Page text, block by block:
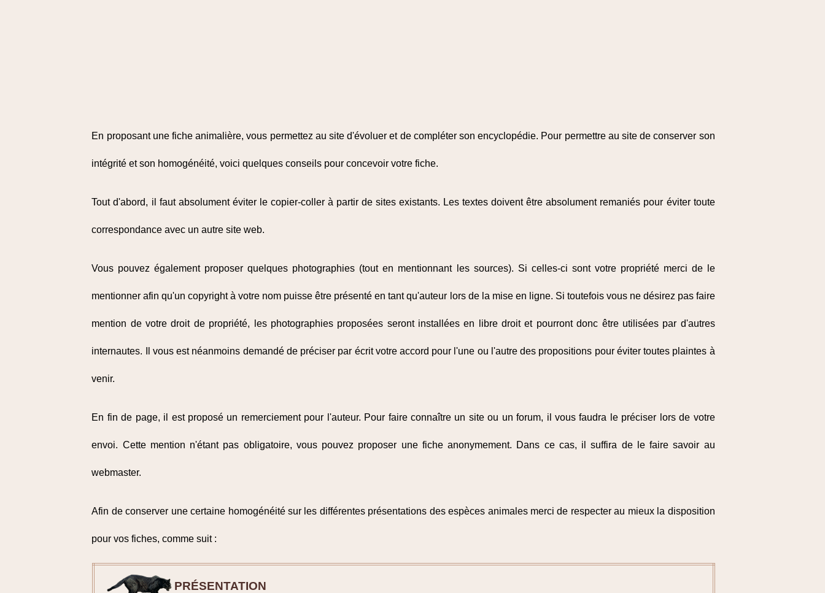
En proposant une fiche animalière, vous permettez au site d'évoluer et de compléter son encyclopédie. Pour permettre au site de conserver son
intégrité et son homogénéité, voici quelques conseils pour concevoir votre fiche.
Tout d'abord, il faut absolument éviter le copier-coller à partir de sites existants. Les textes doivent être absolument remaniés pour éviter toute
correspondance avec un autre site web.
Vous pouvez également proposer quelques photographies (tout en mentionnant les sources). Si celles-ci sont votre propriété merci de le
mentionner afin qu'un copyright à votre nom puisse être présenté en tant qu'auteur lors de la mise en ligne. Si toutefois vous ne désirez pas faire
mention de votre droit de propriété, les photographies proposées seront installées en libre droit et pourront donc être utilisées par d'autres
internautes. Il vous est néanmoins demandé de préciser par écrit votre accord pour l'une ou l'autre des propositions pour éviter toutes plaintes à
venir.
En fin de page, il est proposé un remerciement pour l'auteur. Pour faire connaître un site ou un forum, il vous faudra le préciser lors de votre
envoi. Cette mention n'étant pas obligatoire, vous pouvez proposer une fiche anonymement. Dans ce cas, il suffira de le faire savoir au
webmaster.
Afin de conserver une certaine homogénéité sur les différentes présentations des espèces animales merci de respecter au mieux la disposition
pour vos fiches, comme suit :
PRÉSENTATION